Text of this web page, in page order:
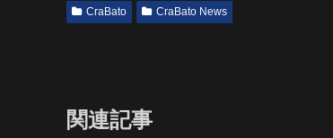
CraBato CraBato News
関連記事